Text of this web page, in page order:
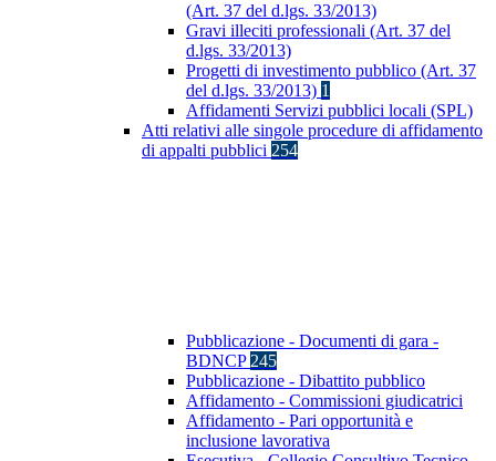
(Art. 37 del d.lgs. 33/2013)
Gravi illeciti professionali (Art. 37 del
d.lgs. 33/2013)
Progetti di investimento pubblico (Art. 37
del d.lgs. 33/2013) 1
Affidamenti Servizi pubblici locali (SPL)
Atti relativi alle singole procedure di affidamento
di appalti pubblici 254
Pubblicazione - Documenti di gara -
BDNCP 245
Pubblicazione - Dibattito pubblico
Affidamento - Commissioni giudicatrici
Affidamento - Pari opportunità e
inclusione lavorativa